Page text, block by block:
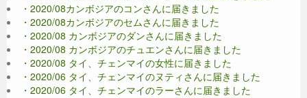
・2020/08カンボジアのコンさんに届きました
・2020/08カンボジアのセムさんに届きました
・2020/08 カンボジアのダンさんに届きました
・2020/08 カンボジアのチュエンさんに届きました
・2020/08 タイ、チェンマイの女性に届きました
・2020/06 タイ、チェンマイのヌティさんに届きました
・2020/06 タイ、チェンマイのラーさんに届きました